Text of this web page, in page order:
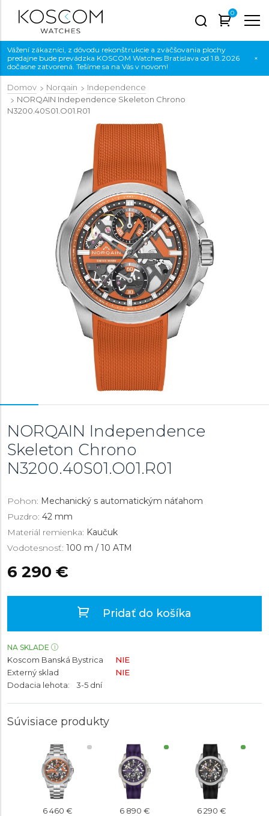
0
Vážení zákazníci, z dôvodu rekonštrukcie a zväčšovania plochy
predajne bude prevádzka KOSCOM Watches Bratislava od 1.8.2026
dočasne zatvorená. Tešíme sa na Vás v novom!
×
Domov Norqain
Independence
NORQAIN Independence Skeleton Chrono
N3200.40S01.O01.R01
NORQAIN Independence
Skeleton Chrono
N3200.40S01.O01.R01
Pohon: Mechanický s automatickým náťahom
Puzdro: 42 mm
Materiál remienka: Kaučuk
Vodotesnosť: 100 m / 10 ATM
6 290 €
Pridať do košíka
NA SKLADE
Koscom Banská Bystrica
NIE
Externý sklad
NIE
Dodacia lehota:
3-5 dní
Súvisiace produkty
6 460 € 6 890 € 6 290 €